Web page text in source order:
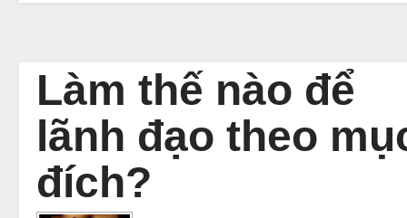
Làm thế nào để
lãnh đạo theo
đích?